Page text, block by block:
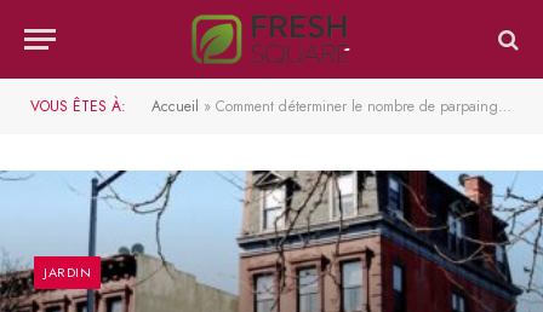
VOUS ÊTES À: Accueil » Comment déterminer le nombre de parpaings nécessaires pour votre projet de construction
JARDIN